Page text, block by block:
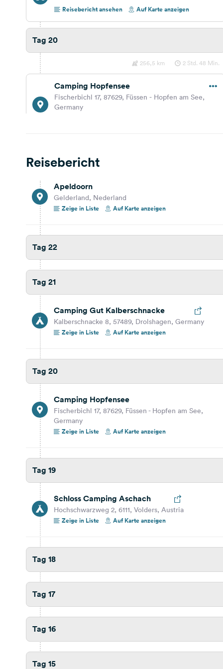
Reisebericht ansehen
Auf Karte anzeigen
Tag 20
256,5 km 2 Std. 48 Min.
Camping Hopfensee
Fischerbichl 17, 87629, Füssen - Hopfen am See,
Germany
Schloss Camping Aschach
Hochschwarzweg 2, 6111, Volders, Austria
Tag 17
Tag 16
Tag 15
Tag 13
Tag 12
Tag 11
Tag 10
Tag 9
Tag 8
Tag 7
Tag 6
Reisebericht
Apeldoorn
Gelderland, Nederland
Zeige in Liste
Auf Karte anzeigen
Tag 22
Tag 21
Camping Gut Kalberschnacke
Kalberschnacke 8, 57489, Drolshagen, Germany
Zeige in Liste
Auf Karte anzeigen
Tag 20
Camping Hopfensee
Fischerbichl 17, 87629, Füssen - Hopfen am See,
Germany
Zeige in Liste
Auf Karte anzeigen
Tag 19
Schloss Camping Aschach
Hochschwarzweg 2, 6111, Volders, Austria
Zeige in Liste
Auf Karte anzeigen
Tag 18
Tag 17
Tag 16
Tag 15